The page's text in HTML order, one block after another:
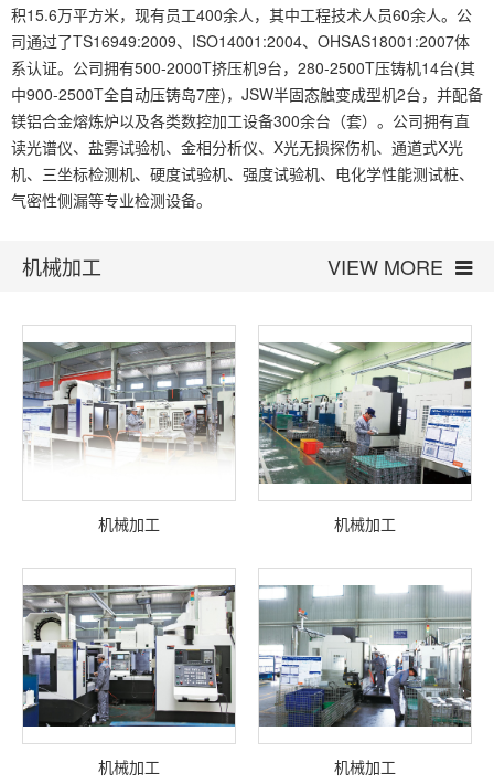
积15.6万平方米，现有员工400余人，其中工程技术人员60余人。公
司通过了TS16949:2009、ISO14001:2004、OHSAS18001:2007体
系认证。公司拥有500-2000T挤压机9台，280-2500T压铸机14台(其
中900-2500T全自动压铸岛7座)，JSW半固态触变成型机2台，并配备
镁铝合金熔炼炉以及各类数控加工设备300余台（套）。公司拥有直
读光谱仪、盐雾试验机、金相分析仪、X光无损探伤机、通道式X光
机、三坐标检测机、硬度试验机、强度试验机、电化学性能测试桩、
气密性侧漏等专业检测设备。
机械加工 VIEW MORE
机械加工 机械加工
机械加工 机械加工